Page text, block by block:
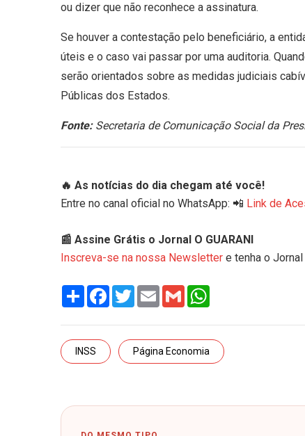
ou dizer que não reconhece a assinatura.
Se houver a contestação pelo beneficiário, a
úteis e o caso vai passar por uma auditoria.
serão orientados sobre as medidas judiciais
Públicas dos Estados.
Fonte:Secretaria de Comunicação Social da
🔥 As notícias do dia chegam até você!
Entre no canal oficial no WhatsApp: 📲 Link de
📰 Assine Grátis o Jornal O GUARANI
Inscreva-se na nossa Newsletter e tenha o
Share Facebook
TwitterEmail Gmail
INSS Página Economia